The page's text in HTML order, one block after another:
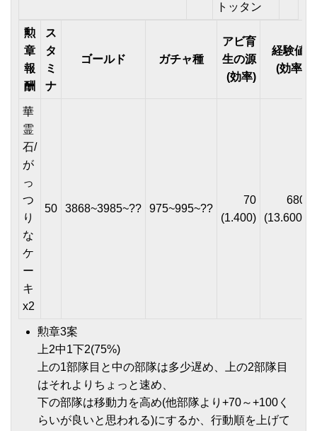
トッタン
勲
章
報
酬
ス
タ
ミ
ナ
ゴールド ガチャ種
アビ育
生の源
(効率)
経験値
(効率)
華
霊
石/
が
っ
つ
り
な
ケ
ー
キ
x2
50 3868~3985~?? 975~995~??
70
(1.400)
680
(13.600)
勲章3案
上2中1下2(75%)
上の1部隊目と中の部隊は多少遅め、上の2部隊目
はそれよりちょっと速め、
下の部隊は移動力を高め(他部隊より+70～+100く
らいが良いと思われる)にするか、行動順を上げて